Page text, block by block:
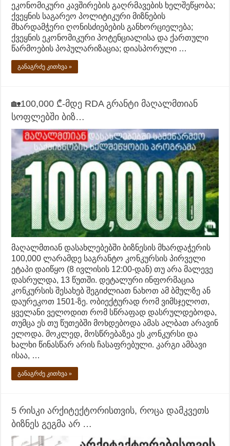
ეკონომიკური კავშირების გაღრმავების ხელშეწყობა;
ქვეყნის საგარეო პოლიტიკური მიზნების
მხარდამჭერი ღონისძიებების განხორციელება;
ქვეყნის ეკონომიკური პოტენციალისა და ქართული
წარმოების პოპულარიზაცია; დიასპორული …
განაგრძე კითხვა »
🏡100,000 ₾-მდე RDA გრანტი მაღალმთიან
სოფლებში ბიზ…
მაღალმთიან დასახლებებში ბიზნესის მხარდაჭერის
100,000 ლარამდე საგრანტო კონკურსის პირველი
ეტაპი დაიწყო (8 ივლისის 12:00-დან) თუ არა მალევე
დასრულდა, 13 წუთში. დეტალური ინფორმაცია
კონკურსის შესახებ შეგიძლიათ ნახოთ ამ ბმულზე ან
დაურეკოთ 1501-ზე. ობიექტურად რომ ვიმსჯელოთ,
ყველანი ველოდით რომ სწრაფად დასრულდებოდა,
თუმცა ეს თუ წუთებში მოხდებოდა ამას ალბათ არავინ
ელოდა. მოკლედ, მოსწრებაზეა ეს კონკურსი და
ხალხი წინასწარ არის ჩასაფრებული. კარგი ამბავი
ისაა, …
განაგრძე კითხვა »
5 რისკი არქიტექტორისთვის, როცა დამკვეთს
ბიზნეს გეგმა არ …